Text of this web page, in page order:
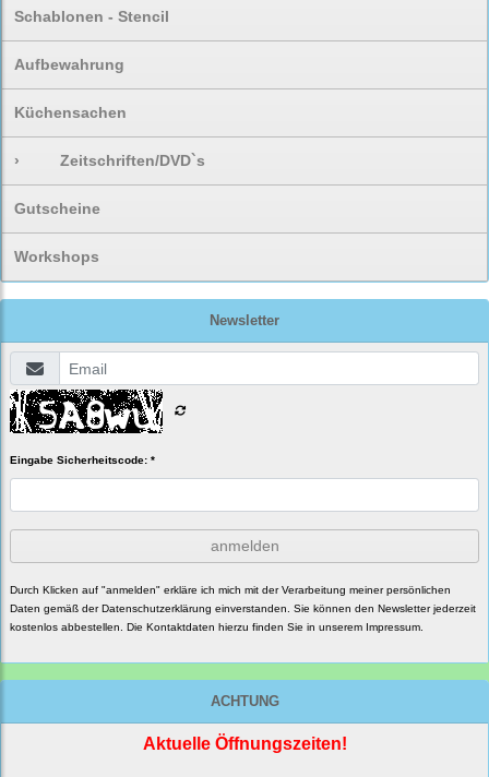
Schablonen - Stencil
Aufbewahrung
Küchensachen
› Zeitschriften/DVD`s
Gutscheine
Workshops
Newsletter
Eingabe Sicherheitscode: *
anmelden
Durch Klicken auf "anmelden" erkläre ich mich mit der Verarbeitung meiner persönlichen
Daten gemäß der Datenschutzerklärung einverstanden. Sie können den Newsletter jederzeit
kostenlos abbestellen. Die Kontaktdaten hierzu finden Sie in unserem Impressum.
ACHTUNG
Aktuelle Öffnungszeiten!